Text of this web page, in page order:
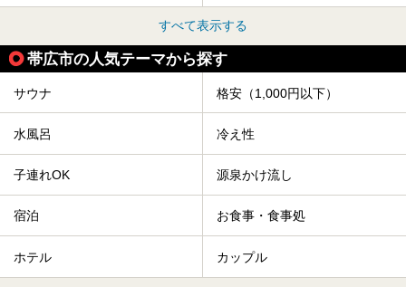
すべて表示する
帯広市の人気テーマから探す
サウナ 格安（1,000円以下）
水風呂 冷え性
子連れOK 源泉かけ流し
宿泊 お食事・食事処
ホテル カップル